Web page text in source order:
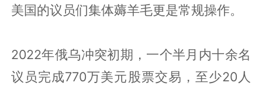
美国的议员们集体薅羊毛更是常规操作。
2022年俄乌冲突初期，一个半月内十余名
议员完成770万美元股票交易，至少20人